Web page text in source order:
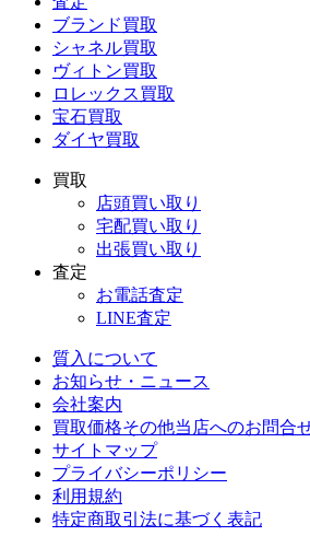
ブランド買取
シャネル買取
ヴィトン買取
ロレックス買取
宝石買取
ダイヤ買取
買取
店頭買い取り
宅配買い取り
出張買い取り
査定
お電話査定
LINE査定
質入について
お知らせ・ニュース
会社案内
買取価格その他当店へのお問合
サイトマップ
プライバシーポリシー
利用規約
特定商取引法に基づく表記